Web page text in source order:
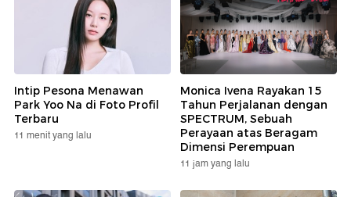
Intip Pesona Menawan
Park Yoo Na di Foto Profil
Terbaru
11 menit yang lalu
Monica Ivena Rayakan 15
Tahun Perjalanan dengan
SPECTRUM, Sebuah
Perayaan atas Beragam
Dimensi Perempuan
11 jam yang lalu